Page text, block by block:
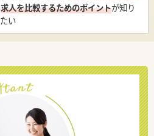
求人を比較するためのポイントが知り
たい